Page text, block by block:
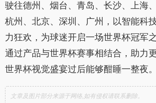
驶往德州、烟台、青岛、长沙、上海
杭州、北京、深圳、广州，以智能科
力狂欢，为球迷开启一场世界杯冠军
通过产品与世界杯赛事相结合，助力
世界杯视觉盛宴过后能够酣睡一整夜。
文章及图片部分来源于网络,如有侵权请联系删除。